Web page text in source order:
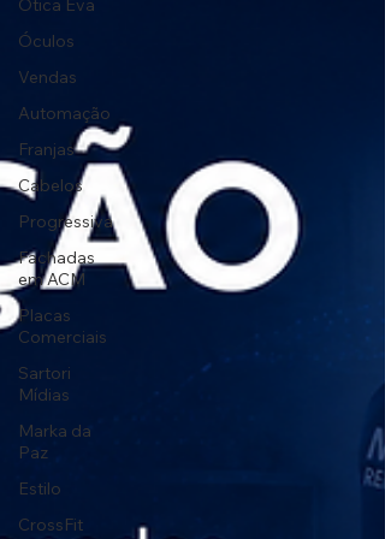
Ótica Eva
Óculos
Vendas
Automação
Franjas
Cabelos
Progressiva
Fachadas
em ACM
Placas
Comerciais
Sartori
Mídias
Marka da
Paz
Estilo
CrossFit